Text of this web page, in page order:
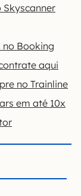
no Booking
aqui
no Trainline
em até 10x